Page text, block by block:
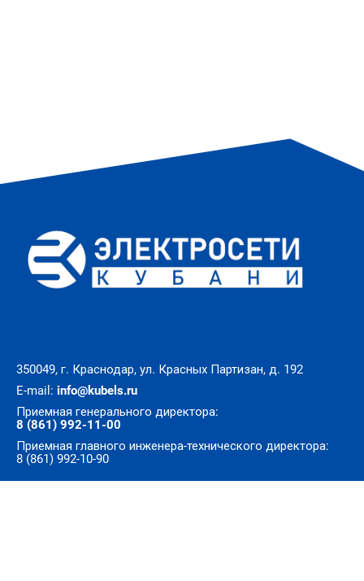
350049, г. Краснодар, ул. Красных Партизан, д. 192
E-mail: info@kubels.ru
Приемная генерального директора:
8 (861) 992-11-00
Приемная главного инженера-технического директора:
8 (861) 992-10-90